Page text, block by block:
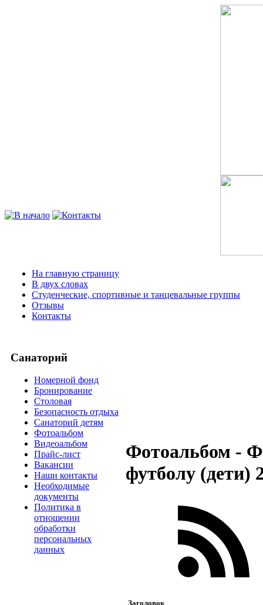
На главную страницу
В двух словах
Студенческие, спортивные и танцевальные группы
Отзывы
Контакты
Санаторий
Номерной фонд
Бронирование
Столовая
Безопасность отдыха
Санаторий детям
Фотоальбом
Видеоальбом
Прайс-лист
Вакансии
Наши контакты
Необходимые
документы
Политика в
отношении
обработки
персональных
данных
Фотоальбом -
футболу (дети)
Заголовок